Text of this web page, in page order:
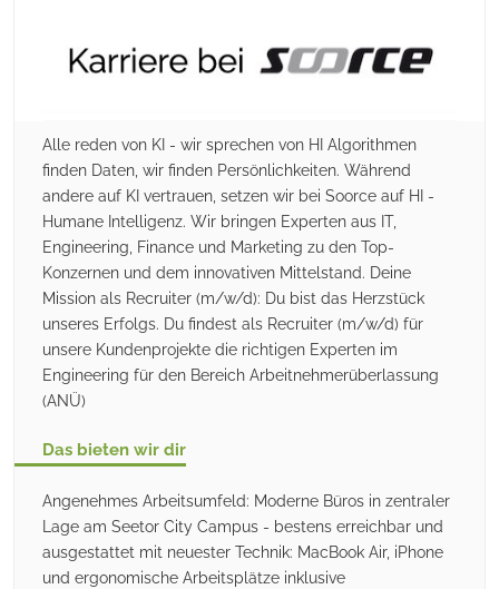
Alle reden von KI - wir sprechen von HI Algorithmen
finden Daten, wir finden Persönlichkeiten. Während
andere auf KI vertrauen, setzen wir bei Soorce auf HI -
Humane Intelligenz. Wir bringen Experten aus IT,
Engineering, Finance und Marketing zu den Top-
Konzernen und dem innovativen Mittelstand. Deine
Mission als Recruiter (m/w/d): Du bist das Herzstück
unseres Erfolgs. Du findest als Recruiter (m/w/d) für
unsere Kundenprojekte die richtigen Experten im
Engineering für den Bereich Arbeitnehmerüberlassung
(ANÜ)
Das bieten wir dir
Angenehmes Arbeitsumfeld: Moderne Büros in zentraler
Lage am Seetor City Campus - bestens erreichbar und
ausgestattet mit neuester Technik: MacBook Air, iPhone
und ergonomische Arbeitsplätze inklusive